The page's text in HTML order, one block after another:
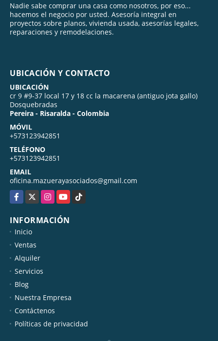
Nadie sabe comprar una casa como nosotros, por eso...
hacemos el negocio por usted. Asesoría integral en
proyectos sobre planos, vivienda usada, asesorías legales,
reparaciones y remodelaciones.
UBICACIÓN Y CONTACTO
UBICACIÓN
cr 9 #9-37 local 17 y 18 cc la macarena (antiguo jota gallo)
Dosquebradas
Pereira - Risaralda - Colombia
MÓVIL
+573123942851
TELÉFONO
+573123942851
EMAIL
oficina.mazuerayasociados@gmail.com
Facebook
X InstagramYouTubeTikTok
INFORMACIÓN
Inicio
Ventas
Alquiler
Servicios
Blog
Nuestra Empresa
Contáctenos
Políticas de privacidad